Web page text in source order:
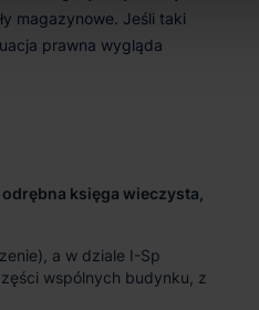
księga wieczysta,
a w dziale I-Sp
wspólnych budynku, z